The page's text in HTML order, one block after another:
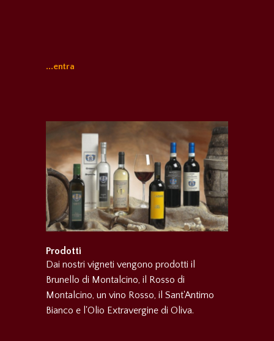
...entra
Prodotti
Dai nostri vigneti vengono prodotti il
Brunello di Montalcino, il Rosso di
Montalcino, un vino Rosso, il Sant'Antimo
Bianco e l'Olio Extravergine di Oliva.